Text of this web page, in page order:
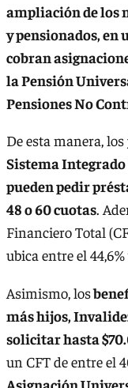
ampliación de los
y pensionados, en
cobran
la Pensión
Pensiones No
De esta manera, los
Sistema
pueden pedir
48 o 60 cuotas.
Financiero Total
ubica entre el 44,6%
Asimismo, los
más hijos,
solicitar hasta
un CFT de entre el
Asignación